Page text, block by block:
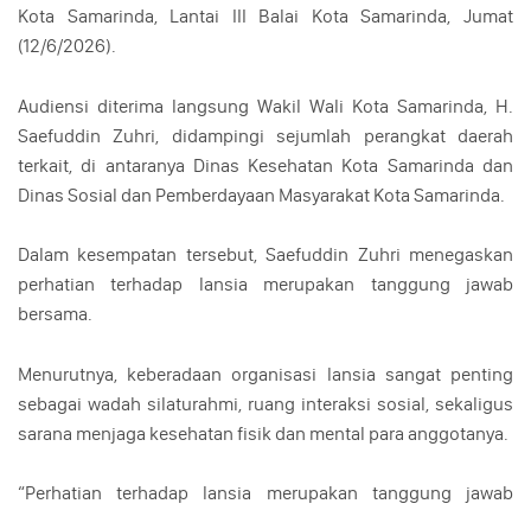
Kota Samarinda, Lantai III Balai Kota Samarinda, Jumat
(12/6/2026).
Audiensi diterima langsung Wakil Wali Kota Samarinda, H.
Saefuddin Zuhri, didampingi sejumlah perangkat daerah
terkait, di antaranya Dinas Kesehatan Kota Samarinda dan
Dinas Sosial dan Pemberdayaan Masyarakat Kota Samarinda.
Dalam kesempatan tersebut, Saefuddin Zuhri menegaskan
perhatian terhadap lansia merupakan tanggung jawab
bersama.
Menurutnya, keberadaan organisasi lansia sangat penting
sebagai wadah silaturahmi, ruang interaksi sosial, sekaligus
sarana menjaga kesehatan fisik dan mental para anggotanya.
“Perhatian terhadap lansia merupakan tanggung jawab